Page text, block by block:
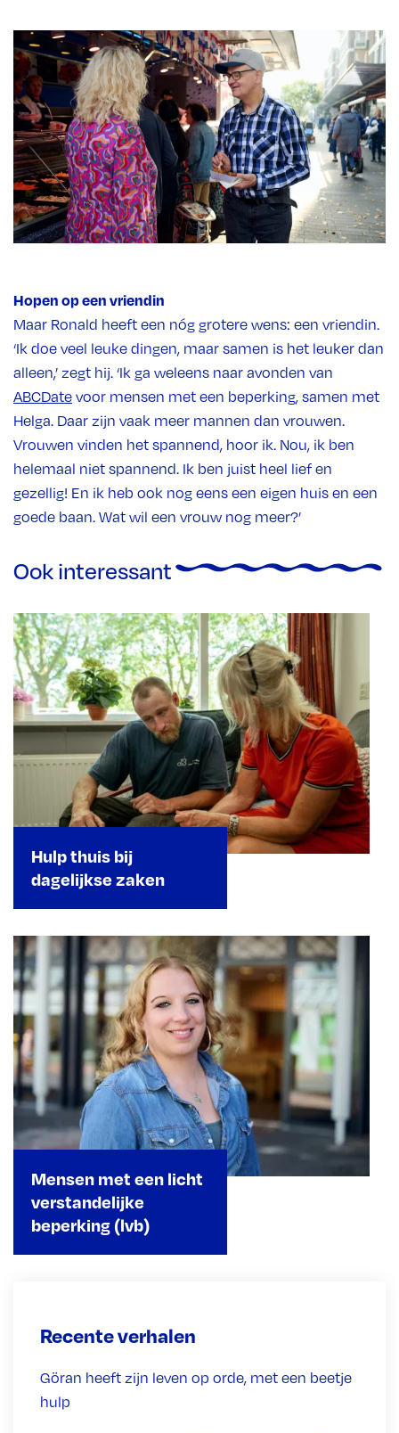
Recente verhalen
Göran heeft zijn leven op orde, met een beetje
hulp
Hopen op een vriendin
Maar Ronald heeft een nóg grotere wens: een vriendin.
‘Ik doe veel leuke dingen, maar samen is het leuker dan
alleen,’ zegt hij. ‘Ik ga weleens naar avonden van
ABCDate voor mensen met een beperking, samen met
Helga. Daar zijn vaak meer mannen dan vrouwen.
Vrouwen vinden het spannend, hoor ik. Nou, ik ben
helemaal niet spannend. Ik ben juist heel lief en
gezellig! En ik heb ook nog eens een eigen huis en een
goede baan. Wat wil een vrouw nog meer?’
Ook interessant
Hulp thuis bij
dagelijkse zaken
Mensen met een licht
verstandelijke
beperking (lvb)